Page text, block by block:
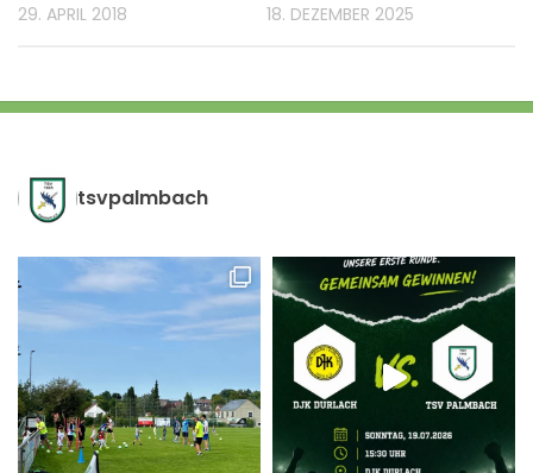
29. APRIL 2018 18. DEZEMBER 2025
tsvpalmbach